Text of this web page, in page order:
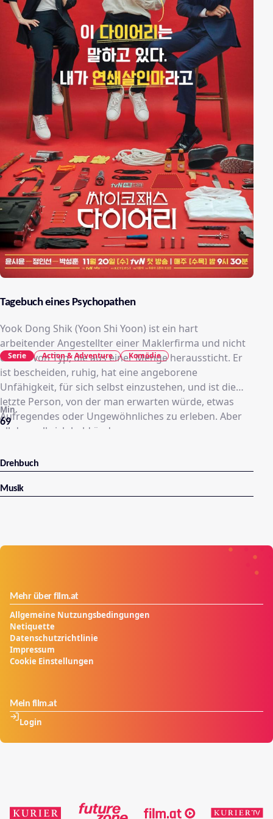
Tagebuch eines Psychopathen
Yook Dong Shik (Yoon Shi Yoon) ist ein hart
arbeitender Angestellter einer Maklerfirma und nicht
die Art von Typ, die aus einer Menge heraussticht. Er
ist bescheiden, ruhig, hat eine angeborene
Unfähigkeit, für sich selbst einzustehen, und ist die
letzte Person, von der man erwarten würde, etwas
Aufregendes oder Ungewöhnliches zu erleben. Aber
all das soll sich bald ändern.
69
Min.
Serie Action & Adventure Komödie
Drehbuch
Musik
Mehr über film.at
Allgemeine Nutzungsbedingungen
Netiquette
Datenschutzrichtlinie
Impressum
Cookie Einstellungen
Mein film.at
Login